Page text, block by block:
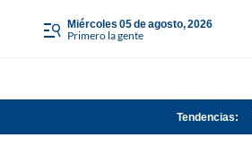
miércoles 05 de agosto, 2026
Primero la gente
Tendencias: